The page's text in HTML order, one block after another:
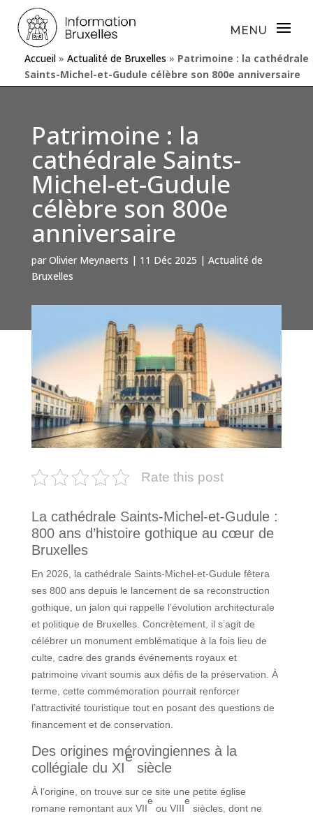
Accueil » Actualité de Bruxelles » Patrimoine : la cathédrale
Saints-Michel-et-Gudule célèbre son 800e anniversaire
Patrimoine : la
cathédrale Saints-
Michel-et-Gudule
célèbre son 800e
anniversaire
par Olivier Meynaerts | 11 Déc 2025 | Actualité de
Bruxelles
Rate this post
La cathédrale Saints-Michel-et-Gudule :
800 ans d’histoire gothique au cœur de
Bruxelles
En 2026, la cathédrale Saints-Michel-et-Gudule fêtera
ses 800 ans depuis le lancement de sa reconstruction
gothique, un jalon qui rappelle l’évolution architecturale
et politique de Bruxelles. Concrètement, il s’agit de
célébrer un monument emblématique à la fois lieu de
culte, cadre des grands événements royaux et
patrimoine vivant soumis aux défis de la préservation. À
terme, cette commémoration pourrait renforcer
l’attractivité touristique tout en posant des questions de
financement et de conservation.
Des origines mérovingiennes à la
collégiale du XI
e
siècle
À l’origine, on trouve sur ce site une petite église
romane remontant aux VII
e
ou VIII
e
siècles, dont ne